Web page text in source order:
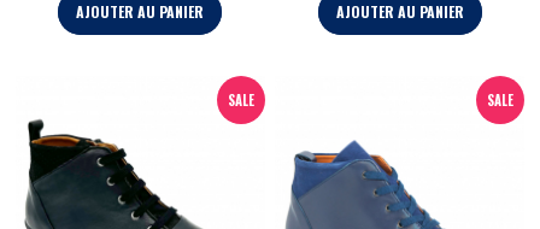
AJOUTER AU PANIER AJOUTER AU PANIER
SALE SALE